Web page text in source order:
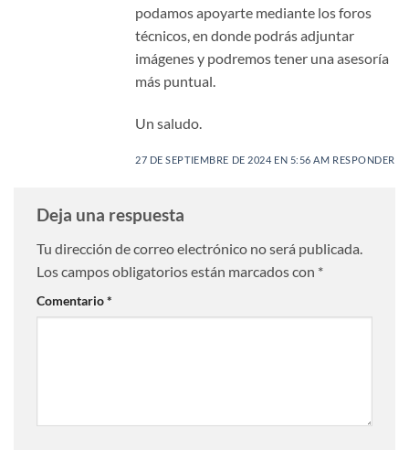
podamos apoyarte mediante los foros
técnicos, en donde podrás adjuntar
imágenes y podremos tener una asesoría
más puntual.
Un saludo.
27 DE SEPTIEMBRE DE 2024 EN 5:56 AM RESPONDER
Deja una respuesta
Tu dirección de correo electrónico no será publicada.
Los campos obligatorios están marcados con *
Comentario*